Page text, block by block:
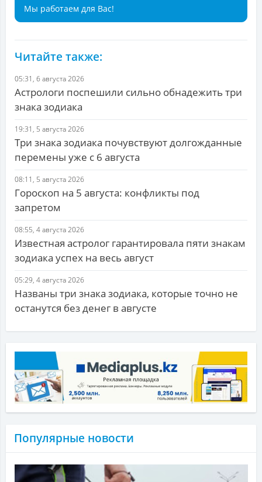
Мы работаем для Вас!
Читайте также:
05:31, 6 августа 2026
Астрологи поспешили сильно обнадежить три
знака зодиака
19:31, 5 августа 2026
Три знака зодиака почувствуют долгожданные
перемены уже с 6 августа
08:11, 5 августа 2026
Гороскоп на 5 августа: конфликты под
запретом
08:55, 4 августа 2026
Известная астролог гарантировала пяти знакам
зодиака успех на весь август
05:29, 4 августа 2026
Названы три знака зодиака, которые точно не
останутся без денег в августе
Популярные новости